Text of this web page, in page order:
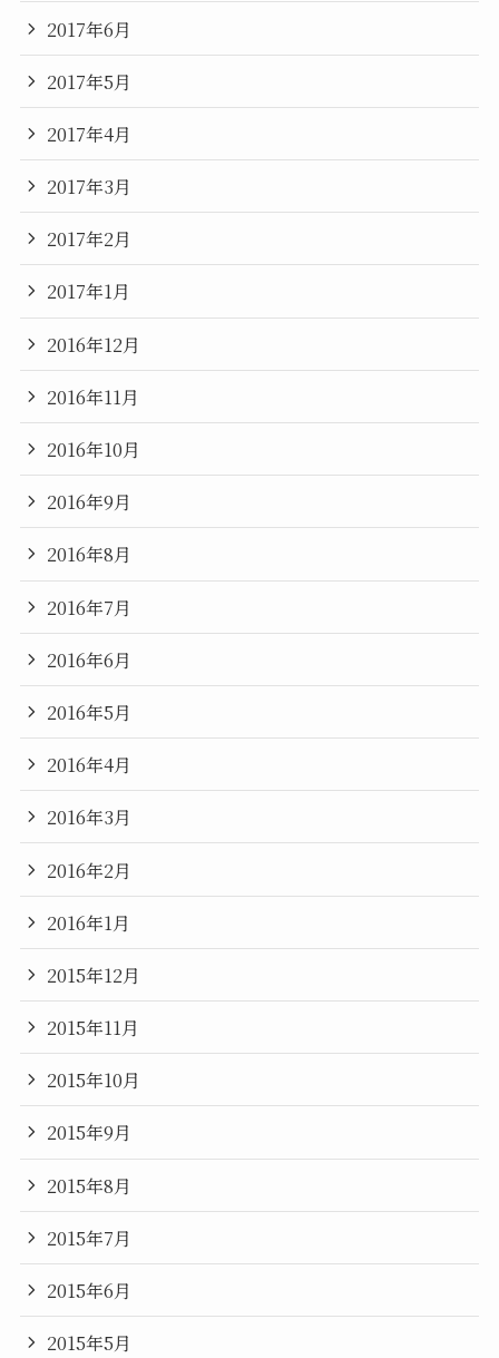
2017年6月
2017年5月
2017年4月
2017年3月
2017年2月
2017年1月
2016年12月
2016年11月
2016年10月
2016年9月
2016年8月
2016年7月
2016年6月
2016年5月
2016年4月
2016年3月
2016年2月
2016年1月
2015年12月
2015年11月
2015年10月
2015年9月
2015年8月
2015年7月
2015年6月
2015年5月